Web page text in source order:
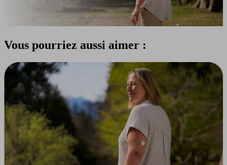
Vous pourriez aussi aimer :